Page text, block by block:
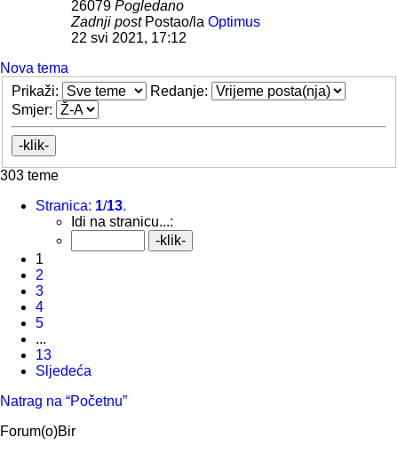
26079 Pogledano
Zadnji post Postao/la Optimus
22 svi 2021, 17:12
Nova tema
Prikaži:
Redanje:
Smjer:
303 teme
Stranica: 1/13.
Idi na stranicu...:
1
2
3
4
5
...
13
Sljedeća
Natrag na “Početnu”
Forum(o)Bir